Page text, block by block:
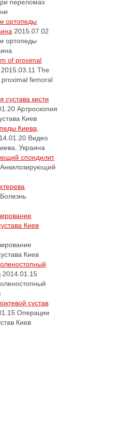
переломах
ортопеды
2015.07.02
ортопеды
of proximal
2015.03.11 The
femoral
сустава кисти
Артроскопия
Киев
Киева,
Видео
Украина
спондилит
Анкилозирующий
Болезнь
Киев
Киев
2014.01.15
сустав
Операции
Киев